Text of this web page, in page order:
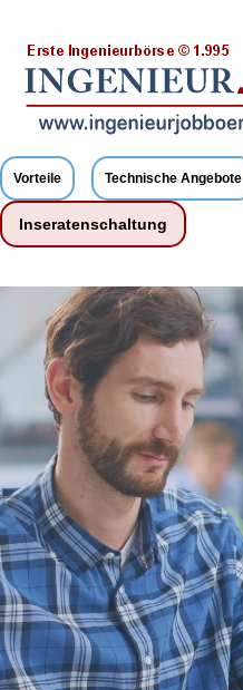
Vorteile Technische Angebote
Inseratenschaltung